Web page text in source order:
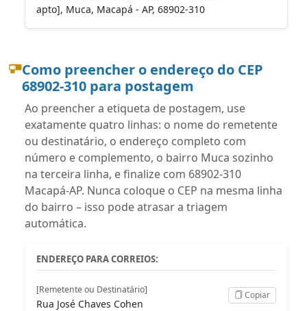
apto], Muca, Macapá - AP, 68902-310
Como preencher o endereço do CEP
68902-310 para postagem
Ao preencher a etiqueta de postagem, use
exatamente quatro linhas: o nome do remetente
ou destinatário, o endereço completo com
número e complemento, o bairro Muca sozinho
na terceira linha, e finalize com 68902-310
Macapá-AP. Nunca coloque o CEP na mesma linha
do bairro – isso pode atrasar a triagem
automática.
ENDEREÇO PARA CORREIOS:
[Remetente ou Destinatário]
Rua José Chaves Cohen
Copiar